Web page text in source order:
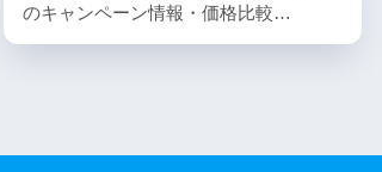
のキャンペーン情報・価格比較…